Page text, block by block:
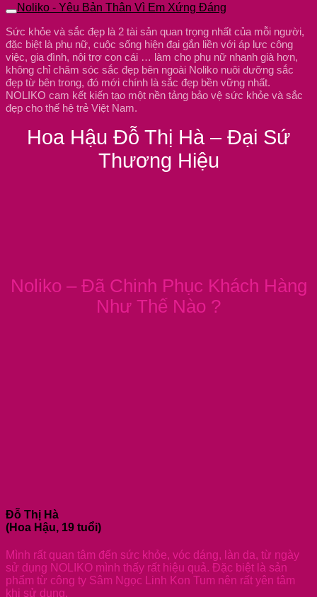
Noliko - Yêu Bản Thân Vì Em Xứng Đáng
Sức khỏe và sắc đẹp là 2 tài sản quan trọng nhất của mỗi người,
đặc biệt là phụ nữ, cuộc sống hiện đại gắn liền với áp lực công
việc, gia đình, nội trợ con cái … làm cho phụ nữ nhanh già hơn,
không chỉ chăm sóc sắc đẹp bên ngoài Noliko nuôi dưỡng sắc
đẹp từ bên trong, đó mới chính là sắc đẹp bền vững nhất.
NOLIKO cam kết kiến tạo một nền tảng bảo vệ sức khỏe và sắc
đẹp cho thế hệ trẻ Việt Nam.
Hoa Hậu Đỗ Thị Hà – Đại Sứ
Thương Hiệu
Noliko – Đã Chinh Phục Khách Hàng
Như Thế Nào ?
Đỗ Thị Hà
(Hoa Hậu, 19 tuổi)
Mình rất quan tâm đến sức khỏe, vóc dáng, làn da, từ ngày
sử dụng NOLIKO mình thấy rất hiệu quả. Đặc biệt là sản
phẩm từ công ty Sâm Ngọc Linh Kon Tum nên rất yên tâm
khi sử dụng.